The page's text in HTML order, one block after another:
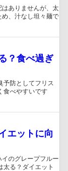
ありませんが、太
、汁なし坦々麺で
？食べ過ぎ
予防としてフリス
食べやすいです
エットに向
のグレープフルー
太る？ダイエット